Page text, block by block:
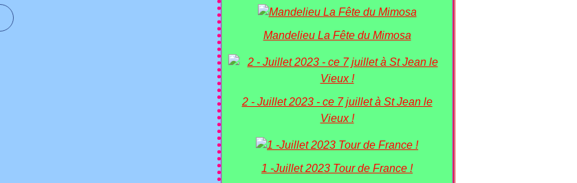
Mandelieu La Fête du Mimosa
2 - Juillet 2023 - ce 7 juillet à St Jean le
Vieux !
1 -Juillet 2023 Tour de France !